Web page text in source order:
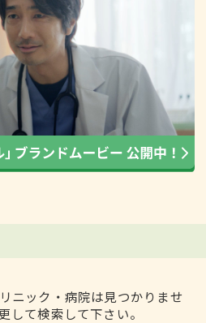
ニック・病院は見つかりませ
して検索して下さい。